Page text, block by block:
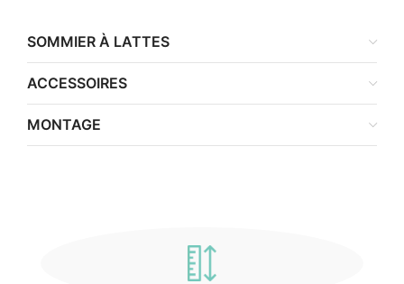
SOMMIER À LATTES
ACCESSOIRES
MONTAGE